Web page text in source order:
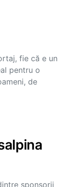
fie că e un
pentru o
de
sponsorii